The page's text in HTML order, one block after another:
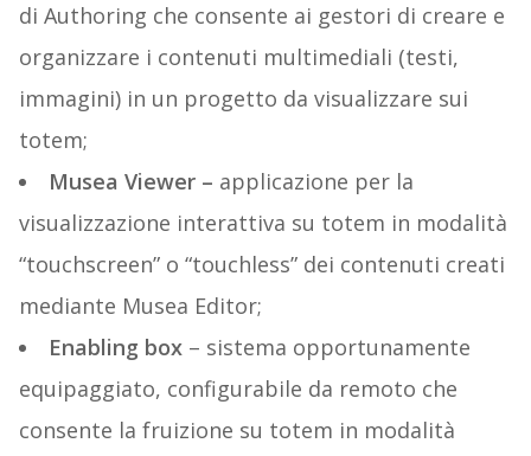
di Authoring che consente ai gestori di creare e
organizzare i contenuti multimediali (testi,
immagini) in un progetto da visualizzare sui
totem;
Musea Viewer – applicazione per la
visualizzazione interattiva su totem in modalità
“touchscreen” o “touchless” dei contenuti creati
mediante Musea Editor;
Enabling box – sistema opportunamente
equipaggiato, configurabile da remoto che
consente la fruizione su totem in modalità